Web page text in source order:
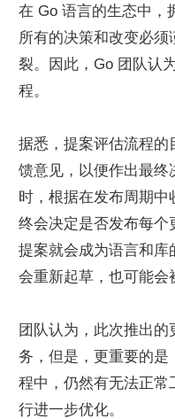
在 Go 语言的生态中，
所有的决策和改变必
裂。因此，Go 团队认
程。
据悉，提案评估流程的
馈意见，以便作出最终
时，根据在发布周期
终会决定是否发布每个
提案就会成为语言和
会重新起草，也可能会
团队认为，此次推出
务，但是，更重要的是
程中，仍然有无法正
行进一步优化。